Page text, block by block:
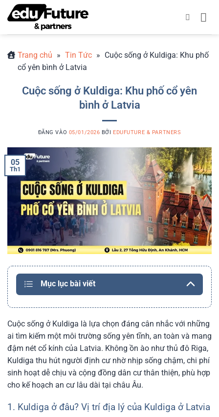
qua
Trang chủ » Tin Tức » Cuộc sống ở Kuldiga: Khu phố
cổ yên bình ở Latvia
Cuộc sống ở Kuldiga: Khu phố cổ yên
bình ở Latvia
ĐĂNG VÀO 05/01/2026 BỞI EDUFUTURE & PARTNERS
05
Th1
Mục lục bài viết
Cuộc sống ở Kuldiga là lựa chọn đáng cân nhắc với những
ai tìm kiếm một môi trường sống yên tĩnh, an toàn và mang
đậm nét cổ kính của Latvia. Không ồn ào như thủ đô Riga,
Kuldiga thu hút người định cư nhờ nhịp sống chậm, chi phí
sinh hoạt dễ chịu và cộng đồng dân cư thân thiện, phù hợp
cho kế hoạch an cư lâu dài tại châu Âu.
1. Kuldiga ở đâu? Vị trí địa lý của Kuldiga ở Latvia